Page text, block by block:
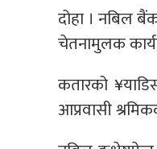
दोहा । नबिल
चेतनामुलक
कतारको
आप्रवासी